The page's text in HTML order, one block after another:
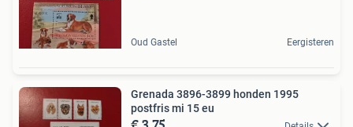
Oud Gastel Eergisteren
Grenada 3896-3899 honden 1995
postfris mi 15 eu